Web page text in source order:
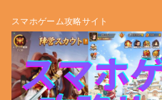
スマホゲーム攻略サイト